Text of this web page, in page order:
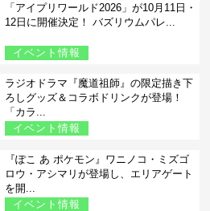
「アイプリワールド2026」が10月11日・
12日に開催決定！ バズリウムパレ...
イベント情報
ラジオドラマ『魔道祖師』の限定描き下
ろしグッズ＆コラボドリンクが登場！
「カラ...
イベント情報
『ぽこ あ ポケモン』ワニノコ・ミズゴ
ロウ・アシマリが登場し、エリアゲート
を開...
イベント情報